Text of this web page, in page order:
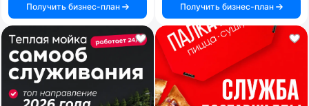
Получить бизнес-план
Получить бизнес-план